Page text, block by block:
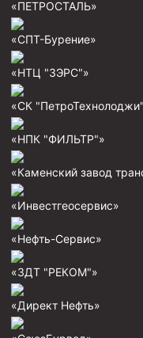
Муфта БТС 245
Муфта БТС 178
Муфта ОТТМ 245
Муфта ОТТМ 324
Муфта ОТТМ 114
«ПЕТРОСТАЛЬ»
«СПТ-Бурение»
«НТЦ "ЗЭРС"»
«СК
«НПК "ФИЛЬТР"»
«Каменский завод
«Инвестгеосервис»
«Нефть-Сервис»
«ЗДТ "РЕКОМ"»
«Директ Нефть»